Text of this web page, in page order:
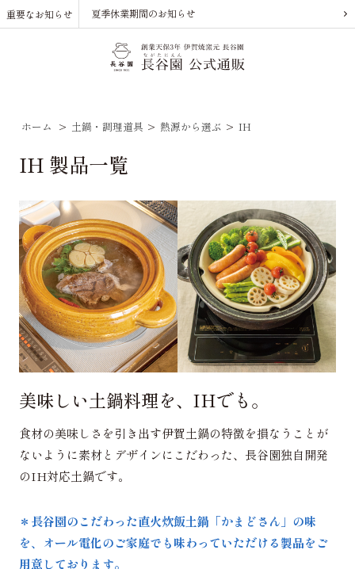
重要なお知らせ 夏季休業期間のお知らせ
ホーム > 土鍋・調理道具 > 熱源から選ぶ > IH
IH 製品一覧
美味しい土鍋料理を、IHでも。
食材の美味しさを引き出す伊賀土鍋の特徴を損なうことが
ないように素材とデザインにこだわった、長谷園独自開発
のIH対応土鍋です。
＊長谷園のこだわった直火炊飯土鍋「かまどさん」の味
を、オール電化のご家庭でも味わっていただける製品をご
用意しております。